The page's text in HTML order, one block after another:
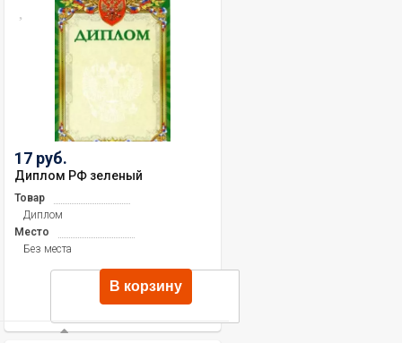
17 руб.
Диплом РФ зеленый
Товар
Диплом
Место
Без места
В корзину